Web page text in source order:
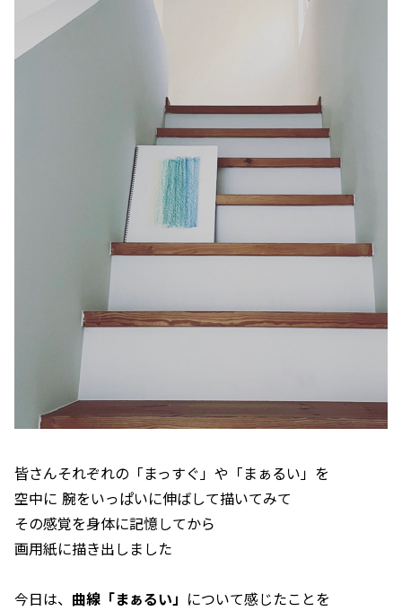
皆さんそれぞれの「まっすぐ」や「まぁるい」を
空中に 腕をいっぱいに伸ばして描いてみて
その感覚を身体に記憶してから
画用紙に描き出しました
今日は、 曲線「まぁるい」 について感じたことを